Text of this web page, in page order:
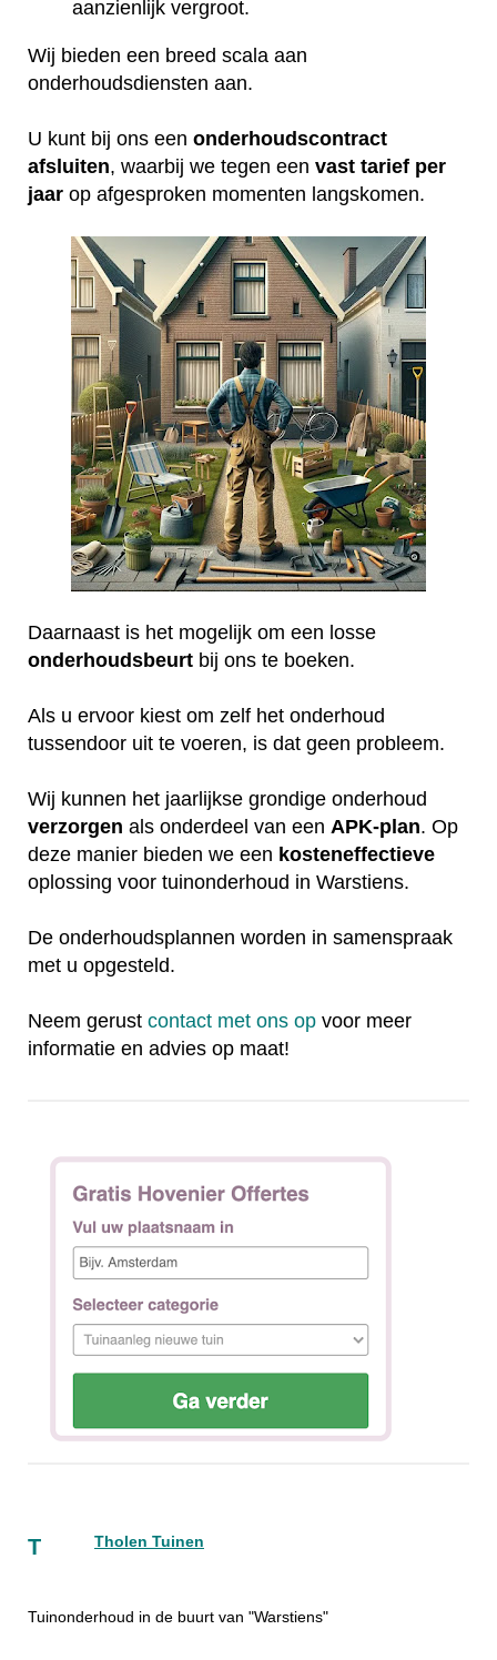
aanzienlijk vergroot.
Wij bieden een breed scala aan
onderhoudsdiensten aan.
U kunt bij ons een onderhoudscontract
afsluiten, waarbij we tegen een vast tarief per
jaar op afgesproken momenten langskomen.
Daarnaast is het mogelijk om een losse
onderhoudsbeurt bij ons te boeken.
Als u ervoor kiest om zelf het onderhoud
tussendoor uit te voeren, is dat geen probleem.
Wij kunnen het jaarlijkse grondige onderhoud
verzorgen als onderdeel van een APK-plan. Op
deze manier bieden we een kosteneffectieve
oplossing voor tuinonderhoud in Warstiens.
De onderhoudsplannen worden in samenspraak
met u opgesteld.
Neem gerust contact met ons op voor meer
informatie en advies op maat!
T Tholen Tuinen
Tuinonderhoud in de buurt van "Warstiens"